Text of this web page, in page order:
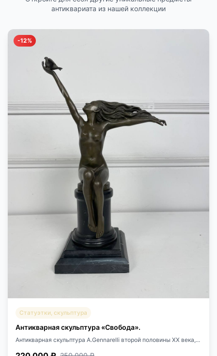
антиквариата из нашей коллекции
-12%
Статуэтки, скульптура
Антикварная скульптура «Свобода».
Антикварная скульптура A.Gennarelli второй половины XX века,...